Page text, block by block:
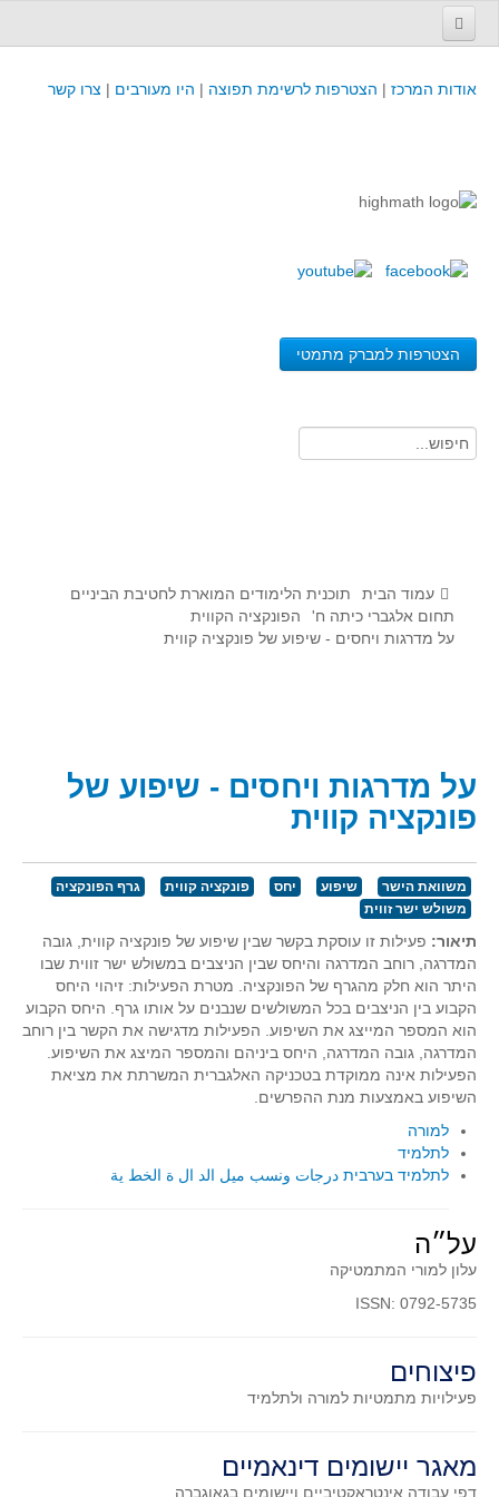
אודות המרכז | הצטרפות לרשימת תפוצה | היו מעורבים | צרו קשר
הצטרפות למברק מתמטי
קורסים והשתלמויות של מרכז המורים - כולל תוצרים
קורסים, כנסים והשתלמויות בארץ - מידע לשנה זו
משאבי הוראה ולמידה
לומדים בחט"ע
בית ספר יסודי
תוצרים מימי עיון וסדנאות - "קשר חם"
סרטוני הדגמה
יישומים דינאמיים
פיצוחים
אלגברה
פונקציות
חדו"א
סדרות
עולם המספרים
הסתברות
פונקציות וחדו"א
פונקצית הישר
פונקציה ריבועית
פונקציה רציונאלית
נגזרות ואינטגרלים
עמוד הבית
תוכנית הלימודים המוארת לחטיבת הביניים
תחום אלגברי כיתה ח'
הפונקציה הקווית
על מדרגות ויחסים - שיפוע של פונקציה קווית
על מדרגות ויחסים - שיפוע של
פונקציה קווית
משוואת הישר שיפוע יחס פונקציה קווית
גרף הפונקציה
משולש ישר זווית
תיאור: פעילות זו עוסקת בקשר שבין שיפוע של פונקציה קווית, גובה
המדרגה, רוחב המדרגה והיחס שבין הניצבים במשולש ישר זווית שבו
היתר הוא חלק מהגרף של הפונקציה. מטרת הפעילות: זיהוי היחס
הקבוע בין הניצבים בכל המשולשים שנבנים על אותו גרף. היחס הקבוע
הוא המספר המייצג את השיפוע. הפעילות מדגישה את הקשר בין רוחב
המדרגה, גובה המדרגה, היחס ביניהם והמספר המיצג את השיפוע.
הפעילות אינה ממוקדת בטכניקה האלגברית המשרתת את מציאת
השיפוע באמצעות מנת ההפרשים.
למורה
לתלמיד
לתלמיד בערבית درجات ونسب ميل الد ال ة الخط ية
על״ה
עלון למורי המתמטיקה
ISSN: 0792-5735
פיצוחים
פעילויות מתמטיות למורה ולתלמיד
מאגר יישומים דינאמיים
דפי עבודה אינטראקטיביים ויישומים בגאוגברה